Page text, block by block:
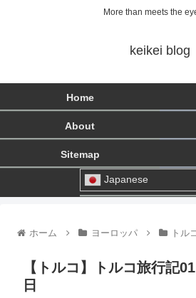
More than meets the
keikei blog
Home
About
Sitemap
Japanese
ホーム ヨーロッパ トル
【トルコ】トルコ旅行記
日